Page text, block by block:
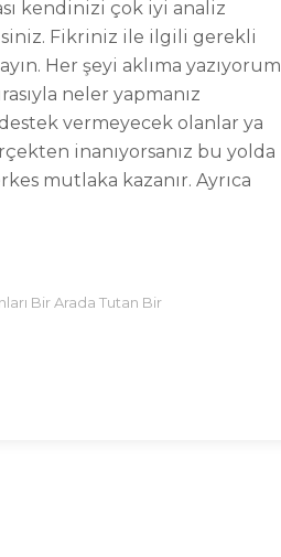
kendinizi çok iyi analiz
Fikriniz ile ilgili gerekli
Her şeyi aklıma yazıyorum
neler yapmanız
vermeyecek olanlar ya
inanıyorsanız bu yolda
mutlaka kazanır. Ayrıca
Bir Arada Tutan Bir